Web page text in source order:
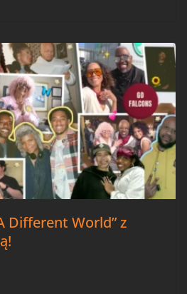
Different World” z